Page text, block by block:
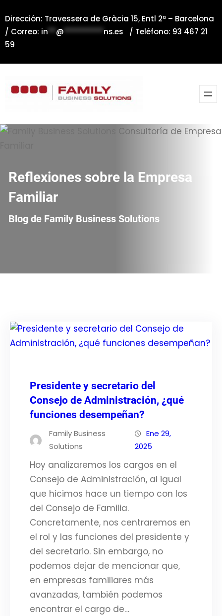
al
contenido
Dirección: Travessera de Gràcia 15, Entl 2ª – Barcelona
/ Correo: in**@**********ns.es / Teléfono: 93 467 21
59
Reflexiones sobre la Empresa
Familiar
Blog de Family Business Solutions
Presidente y secretario del
Consejo de Administración, ¿qué
funciones desempeñan?
Family Business
Solutions
Ene 29,
2025
Hoy analizaremos los cargos en el
Consejo de Administración, al igual
que hicimos hace un tiempo con los
del Consejo de Familia.
Concretamente, nos centraremos en
el rol y las funciones del presidente y
del secretario. Sin embargo, no
podemos dejar de mencionar que,
en empresas familiares más
avanzadas, también podemos
encontrar el cargo de…